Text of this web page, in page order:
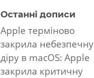
Останні дописи
Apple терміново
закрила небезпечну
діру в macOS: Apple
закрила критичну